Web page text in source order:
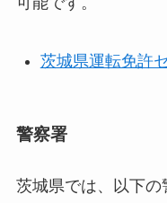
茨城県運転免許
警察署
茨城県では、以下の